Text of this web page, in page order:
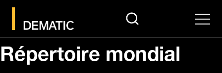
search Menu
Répertoire mondial